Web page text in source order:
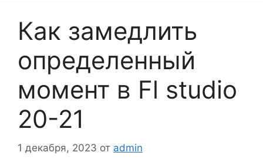
Как замедлить
определенный
момент в Fl studio
20-21
1 декабря, 2023 от admin